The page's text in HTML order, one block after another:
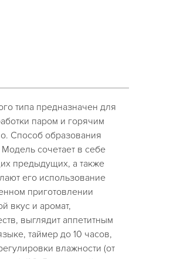
типа предназначен для
паром и горячим
Способ образования
сочетает в себе
предыдущих, а также
его использование
приготовлении
вкус и аромат,
выглядит аппетитным
таймер до 10 часов,
влажности (от